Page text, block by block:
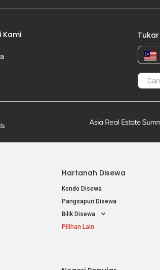
Kami
Hartanah Disewa
Kondo Disewa
Pangsapuri Disewa
Bilik Disewa
Pilihan Lain